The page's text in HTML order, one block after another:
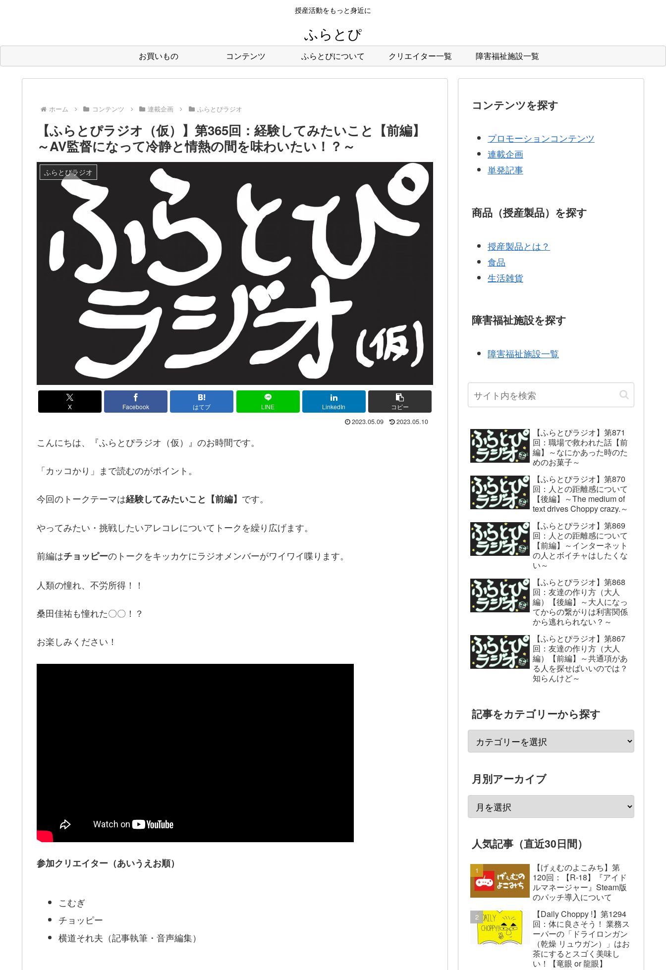
授産活動をもっと身近に
ふらとぴ
お買いもの コンテンツ ふらとぴについて クリエイター一覧 障害福祉施設一覧
ホーム コンテンツ 連載企画 ふらとぴラジオ
【ふらとぴラジオ（仮）】第365回：経験してみたいこと【前編】
～AV監督になって冷静と情熱の間を味わいたい！？～
ふらとぴラジオ
X Facebook はてブ LINE LinkedIn コピー
2023.05.09 2023.05.10
こんにちは、『ふらとぴラジオ（仮）』のお時間です。
「カッコかり」まで読むのがポイント。
今回のトークテーマは経験してみたいこと【前編】 です。
やってみたい・挑戦したいアレコレについてトークを繰り広げます。
前編はチョッピーのトークをキッカケにラジオメンバーがワイワイ喋ります。
人類の憧れ、不労所得！！
桑田佳祐も憧れた〇〇！？
お楽しみください！
参加クリエイター（あいうえお順）
こむぎ
チョッピー
横道それ夫（記事執筆・音声編集）
コンテンツを探す
プロモーションコンテンツ
連載企画
単発記事
商品（授産製品）を探す
授産製品とは？
食品
生活雑貨
障害福祉施設を探す
障害福祉施設一覧
【ふらとぴラジオ】第871
回：職場で救われた話【前
編】～なにかあった時のた
めのお菓子～
【ふらとぴラジオ】第870
回：人との距離感について
【後編】～The medium of
text drives Choppy crazy.～
【ふらとぴラジオ】第869
回：人との距離感について
【前編】～インターネット
の人とボイチャはしたくな
い～
【ふらとぴラジオ】第868
回：友達の作り方（大人
編）【後編】～大人になっ
てからの繋がりは利害関係
から逃れられない？～
【ふらとぴラジオ】第867
回：友達の作り方（大人
編）【前編】～共通項があ
る人を探せばいいのでは？
知らんけど～
記事をカテゴリーから探す
月別アーカイブ
人気記事（直近30日間）
【げぇむのよこみち】第
120回：【R-18】『アイド
ルマネージャー』Steam版
のパッチ導入について
【Daily Choppy !】第1294
回：体に良さそう！ 業務ス
ーパーの「ドライロンガン
（乾燥 リュウガン）」はお
茶にするとスゴく美味し
い！【竜眼 or 龍眼】